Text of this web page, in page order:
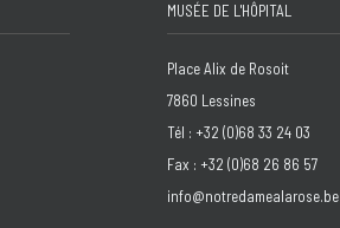
MUSÉE DE L'HÔPITAL
Place Alix de Rosoit
7860 Lessines
Tél : +32 (0)68 33 24 03
Fax : +32 (0)68 26 86 57
info@notredamealarose.be